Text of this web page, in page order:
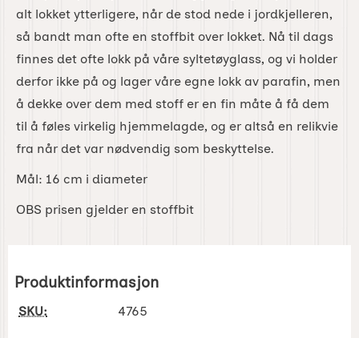
alt lokket ytterligere, når de stod nede i jordkjelleren,
så bandt man ofte en stoffbit over lokket. Nå til dags
finnes det ofte lokk på våre syltetøyglass, og vi holder
derfor ikke på og lager våre egne lokk av parafin, men
å dekke over dem med stoff er en fin måte å få dem
til å føles virkelig hjemmelagde, og er altså en relikvie
fra når det var nødvendig som beskyttelse.
Mål: 16 cm i diameter
OBS prisen gjelder en stoffbit
Produktinformasjon
SKU: 4765